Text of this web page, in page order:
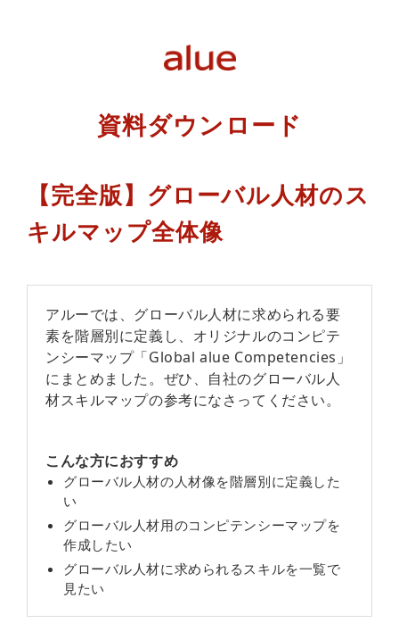
資料ダウンロード
【完全版】グローバル人材のス
キルマップ全体像
アルーでは、グローバル人材に求められる要
素を階層別に定義し、オリジナルのコンピテ
ンシーマップ「Global alue Competencies」
にまとめました。ぜひ、自社のグローバル人
材スキルマップの参考になさってください。
こんな方におすすめ
グローバル人材の人材像を階層別に定義した
い
グローバル人材用のコンピテンシーマップを
作成したい
グローバル人材に求められるスキルを一覧で
見たい